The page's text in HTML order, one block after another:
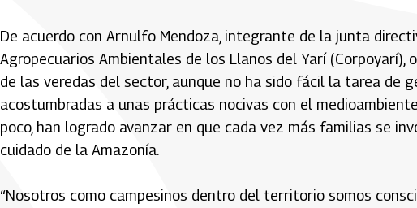
De acuerdo con Arnulfo Mendoza, integrante de la junta
Agropecuarios Ambientales de los Llanos del Yarí
de las veredas del sector, aunque no ha sido fácil la tarea de
acostumbradas a unas prácticas nocivas con el
poco, han logrado avanzar en que cada vez más familias se
cuidado de la Amazonía.
“Nosotros como campesinos dentro del territorio somos